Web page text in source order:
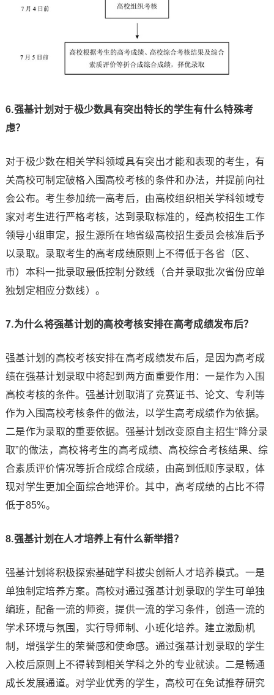
6.强基计划对于极少数具有突出特长的学生有什么特殊考
虑？
对于极少数在相关学科领域具有突出才能和表现的考生，有
关高校可制定破格入围高校考核的条件和办法，并提前向社
会公布。考生参加统一高考后，由高校组织相关学科领域专
家对考生进行严格考核，达到录取标准的，经高校招生工作
领导小组审定，报生源所在地省级高校招生委员会核准后予
以录取。录取考生的高考成绩原则上不得低于各省（区、
市）本科一批录取最低控制分数线（合并录取批次省份应单
独划定相应分数线）。
7.为什么将强基计划的高校考核安排在高考成绩发布后？
强基计划的高校考核安排在高考成绩发布后，是因为高考成
绩在强基计划录取中将起到两方面重要作用：一是作为入围
高校考核的条件。强基计划取消了竞赛证书、论文、专利等
作为入围高校考核条件的做法，以学生高考成绩作为依据。
二是作为录取的重要依据。强基计划改变原自主招生“降分录
取”的做法，高校将考生的高考成绩、高校综合考核结果、综
合素质评价情况等折合成综合成绩，由高到低顺序录取，体
现对学生更加全面综合地评价。其中，高考成绩的占比不得
低于85%。
8.强基计划在人才培养上有什么新举措？
强基计划将积极探索基础学科拔尖创新人才培养模式。一是
单独制定培养方案。高校对通过强基计划录取的学生可单独
编班，配备一流的师资，提供一流的学习条件，创造一流的
学术环境与氛围，实行导师制、小班化培养。建立激励机
制，增强学生的荣誉感和使命感。通过强基计划录取的学生
入校后原则上不得转到相关学科之外的专业就读。二是畅通
成长发展通道。对学业优秀的学生，高校可在免试推荐研究